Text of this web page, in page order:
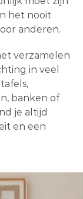
het nooit
anderen.
verzamelen
in veel
banken of
je altijd
en een